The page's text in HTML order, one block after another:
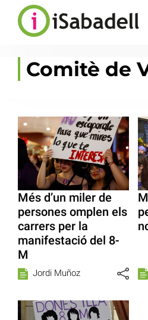
Comitè de
Més d’un miler de
persones omplen els
carrers per la
manifestació del 8-
M
Jordi Muñoz